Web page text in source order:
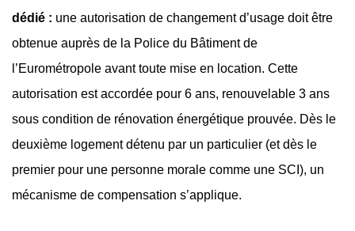
dédié : une autorisation de changement d’usage doit être
obtenue auprès de la Police du Bâtiment de
l’Eurométropole avant toute mise en location. Cette
autorisation est accordée pour 6 ans, renouvelable 3 ans
sous condition de rénovation énergétique prouvée. Dès le
deuxième logement détenu par un particulier (et dès le
premier pour une personne morale comme une SCI), un
mécanisme de compensation s’applique.